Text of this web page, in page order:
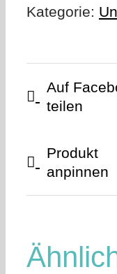
Kategorie:
Auf
teilen
Produkt
anpinnen